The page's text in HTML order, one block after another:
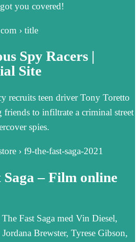
you covered!
› title
Spy Racers |
Site
recruits teen driver Tony Toretto
friends to infiltrate a criminal street
spies.
› f9-the-fast-saga-2021
Saga – Film online
Fast Saga med Vin Diesel,
Brewster, Tyrese Gibson,